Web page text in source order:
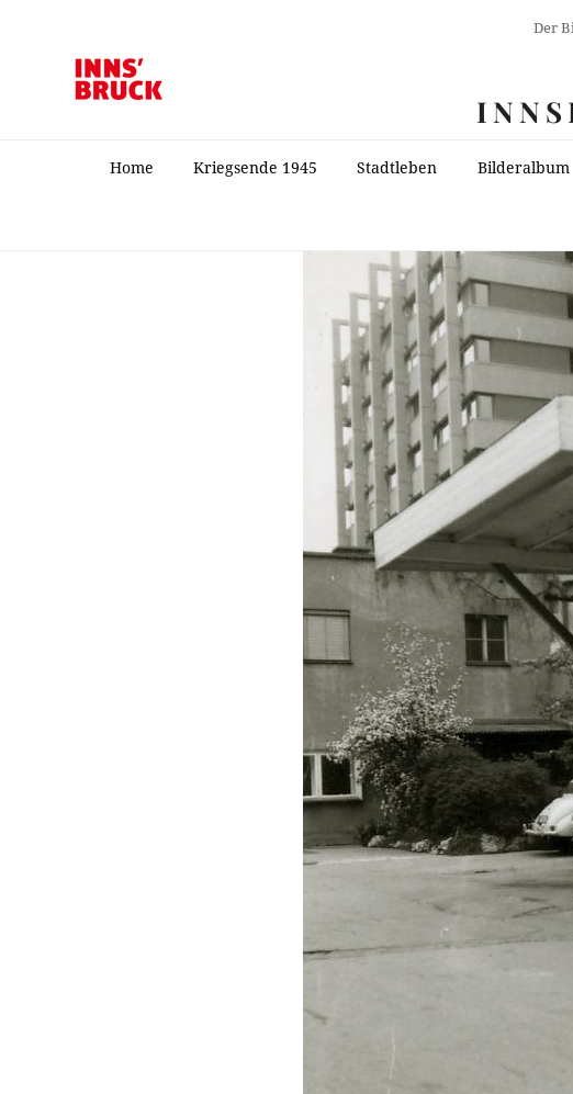
Der
Home Kriegsende 1945 Stadtleben Bilderalbum